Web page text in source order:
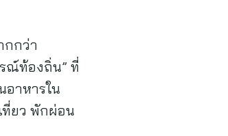
กกว่า
ณ์ท้องถิ่น” ที่
อาหารใน
ที่ยว พักผ่อน